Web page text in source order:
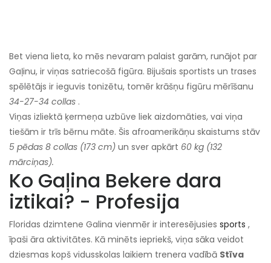
Bet viena lieta, ko mēs nevaram palaist garām, runājot par
Gaļinu, ir viņas satriecošā figūra. Bijušais sportists un trases
spēlētājs ir ieguvis tonizētu, tomēr krāšņu figūru mērīšanu
34-27-34 collas .
Viņas izliektā ķermeņa uzbūve liek aizdomāties, vai viņa
tiešām ir trīs bērnu māte. Šis afroamerikāņu skaistums stāv
5 pēdas 8 collas (173 cm) un sver apkārt 60 kg (132
mārciņas).
Ko Gaļina Bekere dara
iztikai? - Profesija
Floridas dzimtene Galina vienmēr ir interesējusies sports ,
īpaši āra aktivitātes. Kā minēts iepriekš, viņa sāka veidot
dziesmas kopš vidusskolas laikiem trenera vadībā Stīva